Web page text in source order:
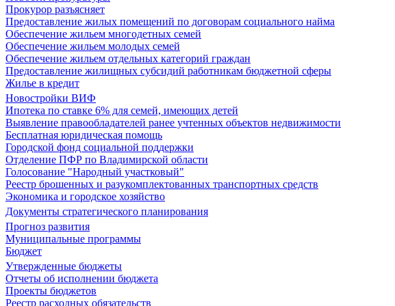
Прокурор разъясняет
Предоставление жилых помещений по договорам социального найма
Обеспечение жильем многодетных семей
Обеспечение жильем молодых семей
Обеспечение жильем отдельных категорий граждан
Предоставление жилищных субсидий работникам бюджетной сферы
Жилье в кредит
Новостройки ВИФ
Ипотека по ставке 6% для семей, имеющих детей
Выявление правообладателей ранее учтенных объектов недвижимости
Бесплатная юридическая помощь
Городской фонд социальной поддержки
Отделение ПФР по Владимирской области
Голосование "Народный участковый"
Реестр брошенных и разукомплектованных транспортных средств
Экономика и городское хозяйство
Документы стратегического планирования
Прогноз развития
Муниципальные программы
Бюджет
Утвержденные бюджеты
Отчеты об исполнении бюджета
Проекты бюджетов
Реестр расходных обязательств